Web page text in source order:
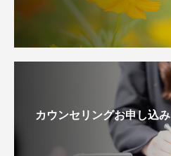
カウンセリングお申し込み